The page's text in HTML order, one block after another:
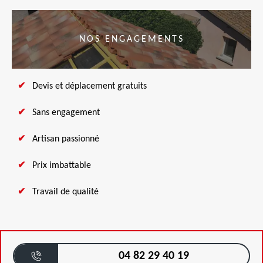
NOS ENGAGEMENTS
Devis et déplacement gratuits
Sans engagement
Artisan passionné
Prix imbattable
Travail de qualité
04 82 29 40 19